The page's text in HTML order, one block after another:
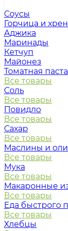
Соусы
Горчица и хрен
Аджика
Маринады
Кетчуп
Майонез
Томатная паста
Все товары
Соль
Все товары
Повидло
Все товары
Сахар
Все товары
Маслины и
Все товары
Мука
Все товары
Макаронные
Все товары
Еда быстрого
Все товары
Хлебцы